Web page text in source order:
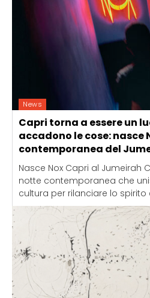
News
Capri torna a essere un
accadono le cose: nasce
contemporanea del
Nasce Nox Capri al Jumeirah
notte contemporanea che
cultura per rilanciare lo spirito